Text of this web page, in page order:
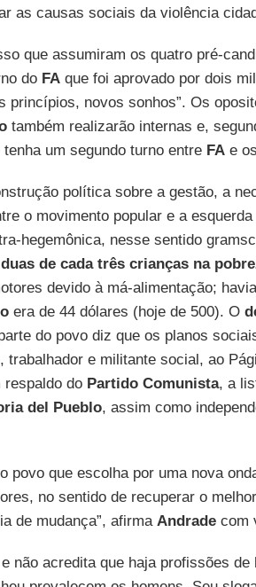
as causas sociais da violência
que assumiram os quatro pré-
do FAque foi aprovado por dois
princípios, novos sonhos”. Os
também realizarão internas e,
um segundo turno entre FAe os
política sobre a gestão, a
o movimento popular e a
hegemônica, nesse sentido
duas de cada três crianças na
devido à má-alimentação;
era de 44 dólares (hoje de 500). O
do povo diz que os planos
, trabalhador e militante social, ao
respaldo do Partido Comunista, a
del Pueblo, assim como
povo que escolha por uma nova
no sentido de recuperar o
de mudança”, afirma Andradecom
não acredita que haja profissões de